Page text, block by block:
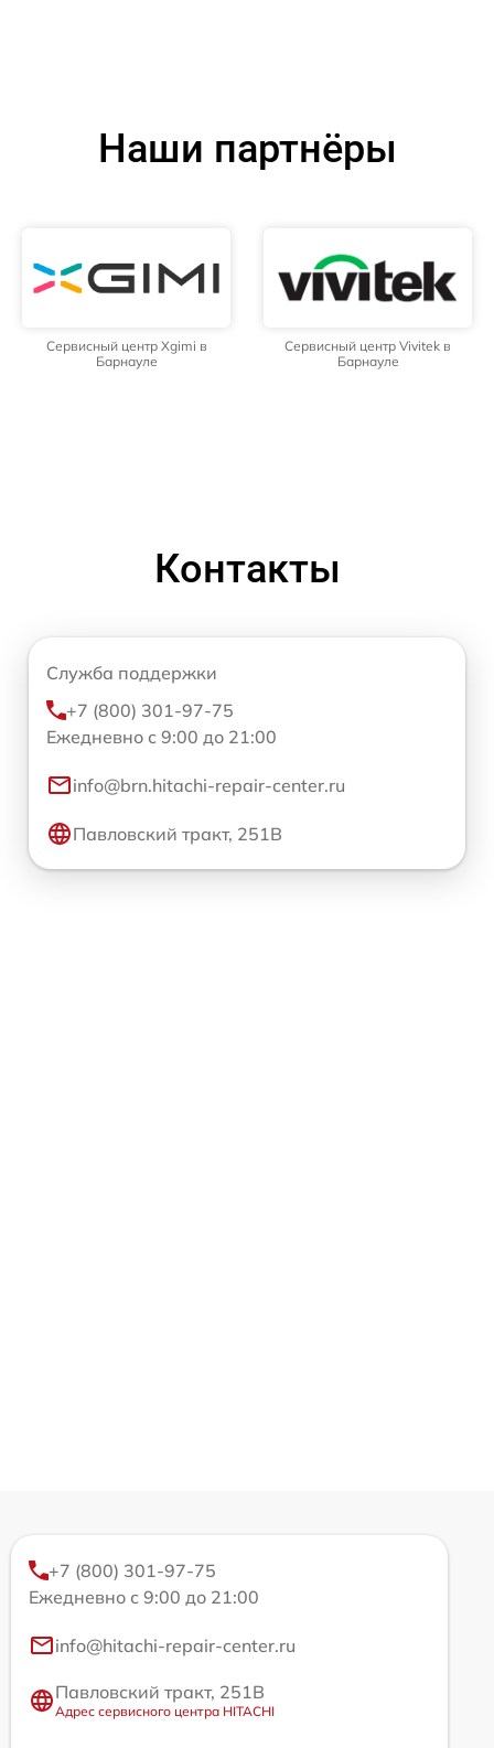
Наши партнёры
Сервисный центр Xgimi в
Барнауле
Сервисный центр Vivitek в
Барнауле
Контакты
Служба поддержки
+7 (800) 301-97-75
Ежедневно с 9:00 до 21:00
info@brn.hitachi-repair-center.ru
Павловский тракт, 251В
+7 (800) 301-97-75
Ежедневно с 9:00 до 21:00
info@hitachi-repair-center.ru
Павловский тракт, 251В
Адрес сервисного центра HITACHI